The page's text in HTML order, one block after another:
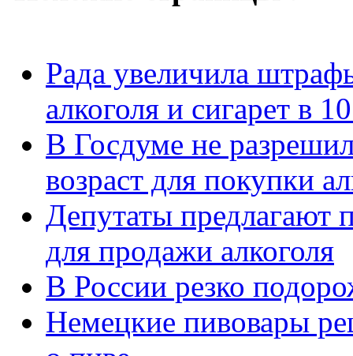
Рада увеличила
алкоголя и сигарет в
В Госдуме не
возраст для покупки
Депутаты предлагают
для продажи алкоголя
В России резко
Немецкие пивовары